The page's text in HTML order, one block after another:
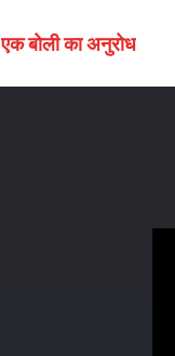
एक बोली का अनुरोध